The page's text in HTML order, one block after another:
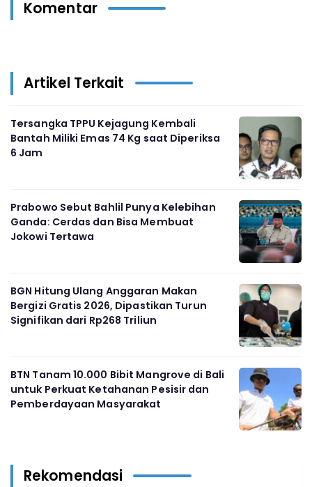
Komentar
Artikel Terkait
Tersangka TPPU Kejagung Kembali
Bantah Miliki Emas 74 Kg saat Diperiksa
6 Jam
Prabowo Sebut Bahlil Punya Kelebihan
Ganda: Cerdas dan Bisa Membuat
Jokowi Tertawa
BGN Hitung Ulang Anggaran Makan
Bergizi Gratis 2026, Dipastikan Turun
Signifikan dari Rp268 Triliun
BTN Tanam 10.000 Bibit Mangrove di Bali
untuk Perkuat Ketahanan Pesisir dan
Pemberdayaan Masyarakat
Rekomendasi